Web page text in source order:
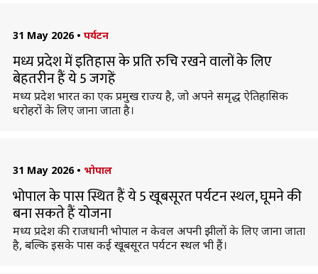
31 May 2026 • पर्यटन
मध्य प्रदेश में इतिहास के प्रति रुचि रखने वालों के लिए
बेहतरीन हैं ये 5 जगहें
मध्य प्रदेश भारत का एक प्रमुख राज्य है, जो अपने समृद्ध ऐतिहासिक
धरोहरों के लिए जाना जाता है।
31 May 2026 • भोपाल
भोपाल के पास स्थित हैं ये 5 खूबसूरत पर्यटन स्थल, घूमने की
बना सकते हैं योजना
मध्य प्रदेश की राजधानी भोपाल न केवल अपनी झीलों के लिए जाना जाता
है, बल्कि इसके पास कई खूबसूरत पर्यटन स्थल भी हैं।